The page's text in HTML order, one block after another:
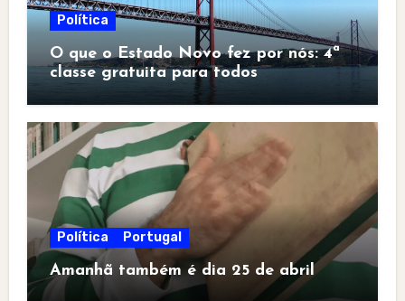
Política
O que o Estado Novo fez por nós: 4ª
classe gratuita para todos
Política Portugal
Amanhã também é dia 25 de abril